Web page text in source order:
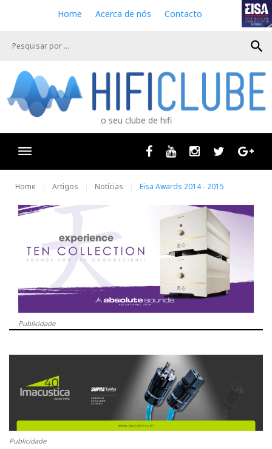
e
Home Acerca de nós Contacto
search
o seu clube de hifi
Facebook
Youtube InstagramTwitter
Home Artigos Notícias Eisa Awards 2014 - 2015
Publicidade
Publicidade